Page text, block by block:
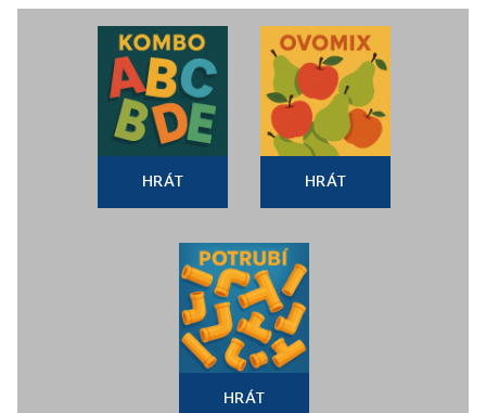
HRÁT HRÁT
HRÁT